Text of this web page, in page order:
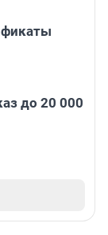
до 20 000